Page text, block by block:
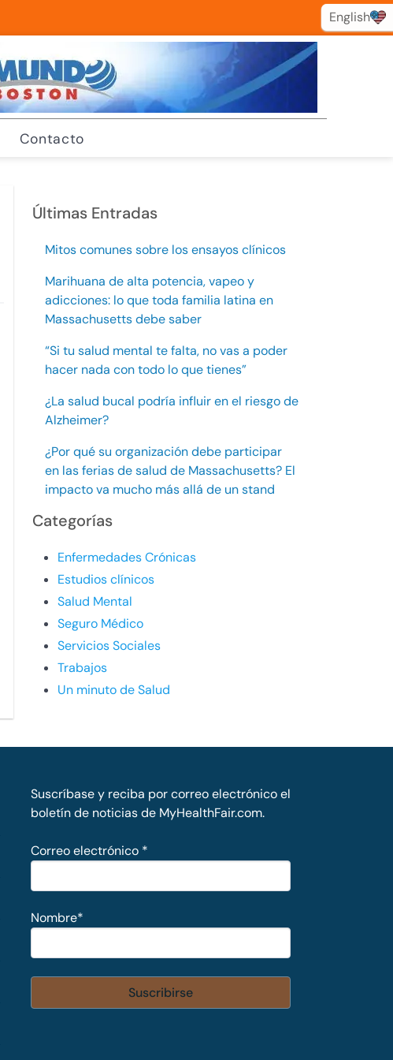
Contacto
Últimas Entradas
Mitos comunes sobre los ensayos clínicos
Marihuana de alta potencia, vapeo y
adicciones: lo que toda familia latina en
Massachusetts debe saber
“Si tu salud mental te falta, no vas a poder
hacer nada con todo lo que tienes”
¿La salud bucal podría influir en el riesgo de
Alzheimer?
¿Por qué su organización debe participar
en las ferias de salud de Massachusetts? El
impacto va mucho más allá de un stand
Categorías
Enfermedades Crónicas
Estudios clínicos
Salud Mental
Seguro Médico
Servicios Sociales
Trabajos
Un minuto de Salud
Suscríbase y reciba por correo electrónico el
boletín de noticias de MyHealthFair.com.
Correo electrónico *
Nombre*
English
English